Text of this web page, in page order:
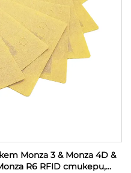
Monza 3 & Monza 4D &
R6 RFID стикери,